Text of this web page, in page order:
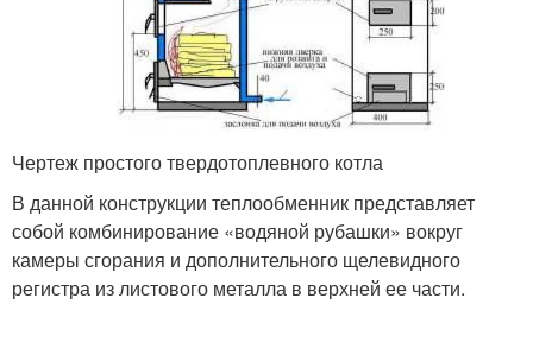
Чертеж простого твердотоплевного котла
В данной конструкции теплообменник представляет
собой комбинирование «водяной рубашки» вокруг
камеры сгорания и дополнительного щелевидного
регистра из листового металла в верхней ее части.